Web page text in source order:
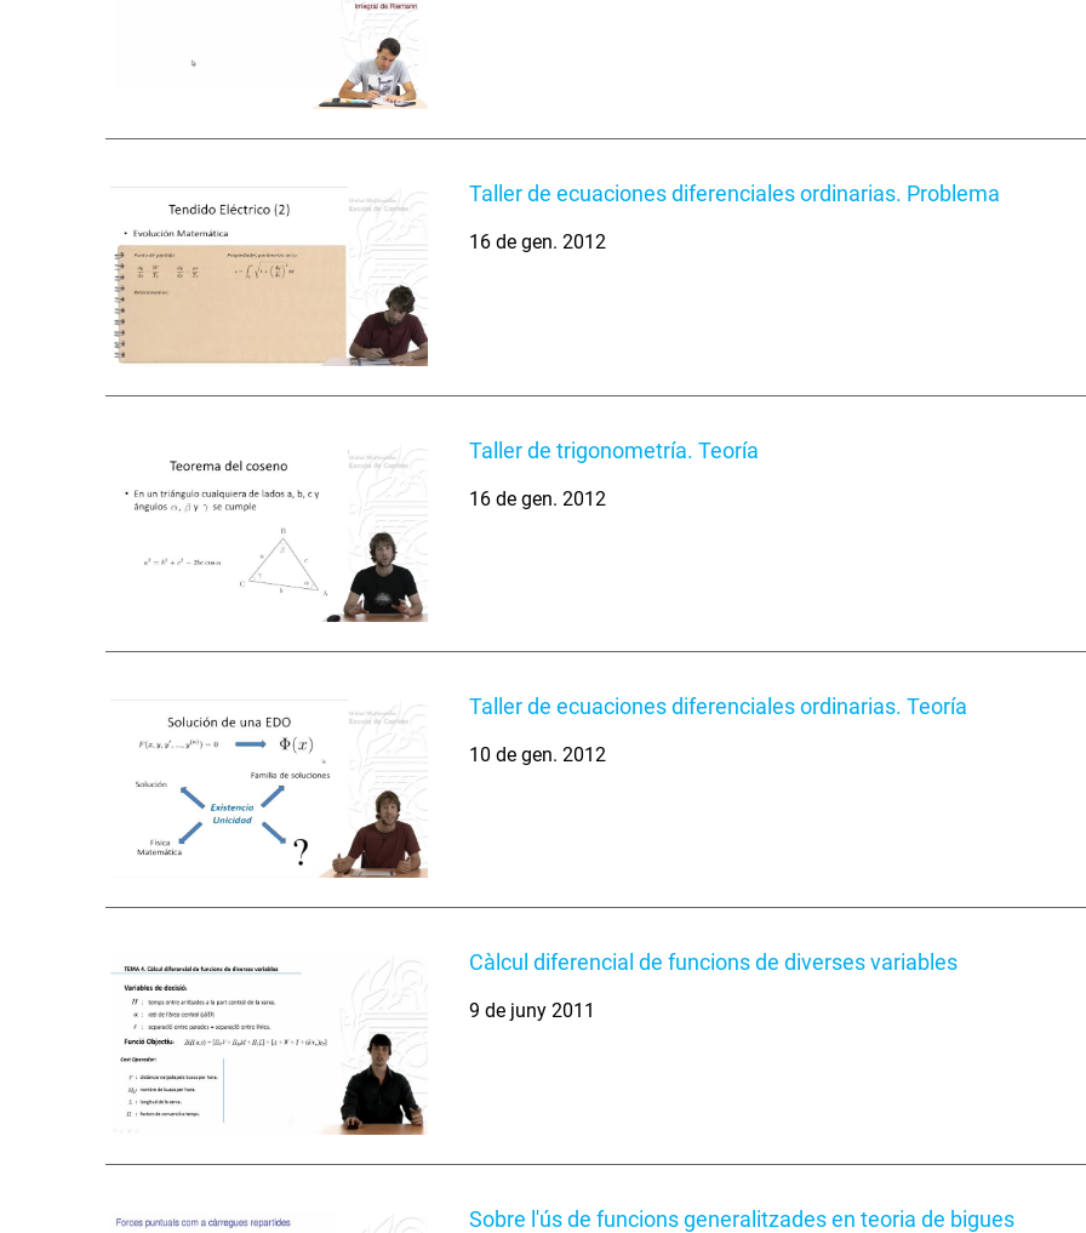
Taller de ecuaciones diferenciales ordinarias. Problema
16 de gen. 2012
Taller de trigonometría. Teoría
16 de gen. 2012
Taller de ecuaciones diferenciales ordinarias. Teoría
10 de gen. 2012
Càlcul diferencial de funcions de diverses variables
9 de juny 2011
Sobre l'ús de funcions generalitzades en teoria de bigues